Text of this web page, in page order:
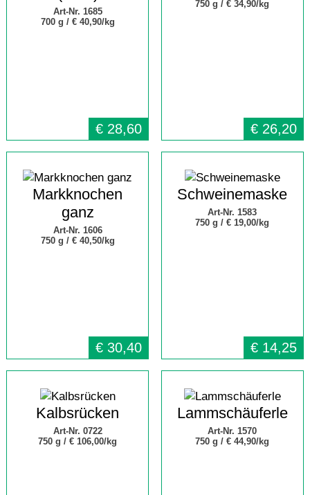
Art-Nr. 1685
700 g / € 40,90/kg
€ 28,60
750 g /€ 34,90/kg
€ 26,20
Markknochen
ganz
Art-Nr. 1606
750 g / € 40,50/kg
€ 30,40
Schweinemaske
Art-Nr. 1583
750 g /€ 19,00/kg
€ 14,25
Kalbsrücken
Art-Nr. 0722
750 g / € 106,00/kg
Lammschäuferle
Art-Nr. 1570
750 g /€ 44,90/kg